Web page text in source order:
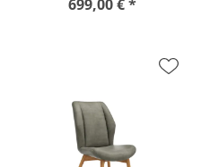
699,00 € *